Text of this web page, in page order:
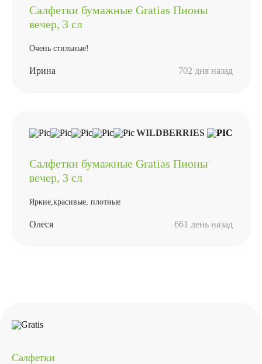
Салфетки бумажные Gratias Пионы
вечер, 3 сл
Очень стильные!
Ирина 702 дня назад
WILDBERRIES
Салфетки бумажные Gratias Пионы
вечер, 3 сл
Яркие,красивые, плотные
Олеся 661 день назад
Салфетки